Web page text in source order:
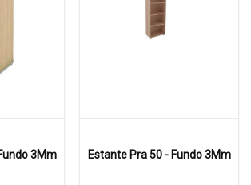
3Mm Estante Pra 50 - Fundo 3Mm